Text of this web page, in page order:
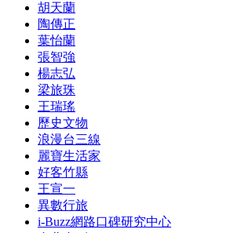
胡天蘭
陶傳正
葉怡蘭
張智強
楊志弘
梁旅珠
王瑞瑤
歷史文物
浪漫台三線
麗寶生活家
好客竹縣
王宣一
異數行旅
i-Buzz網路口碑研究中心